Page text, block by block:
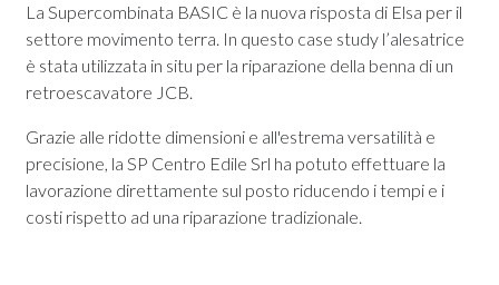
La Supercombinata BASIC è la nuova risposta di Elsa per il
settore movimento terra. In questo case study l’alesatrice
è stata utilizzata in situ per la riparazione della benna di un
retroescavatore JCB.
Grazie alle ridotte dimensioni e all'estrema versatilità e
precisione, la SP Centro Edile Srl ha potuto effettuare la
lavorazione direttamente sul posto riducendo i tempi e i
costi rispetto ad una riparazione tradizionale.